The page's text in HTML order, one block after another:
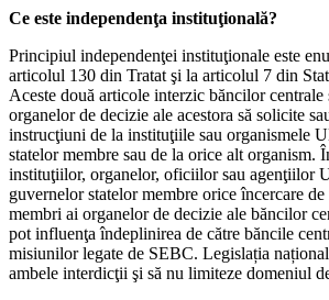
Ce este independenţa instituţională?
Principiul independenţei instituţionale este
articolul 130 din Tratat şi la articolul 7 din
Aceste două articole interzic băncilor
organelor de decizie ale acestora să solicite
instrucţiuni de la instituţiile sau organismele
statelor membre sau de la orice alt organism.
instituţiilor, organelor, oficiilor sau agenţiilor
guvernelor statelor membre orice încercare
membri ai organelor de decizie ale băncilor
pot influenţa îndeplinirea de către băncile
misiunilor legate de SEBC. Legislația
ambele interdicţii şi să nu limiteze domeniul